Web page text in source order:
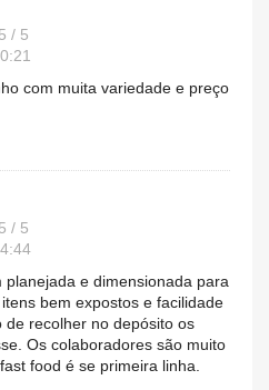
5 / 5
com muita variedade e preço
5 / 5
planejada e dimensionada para
bem expostos e facilidade
de recolher no depósito os
Os colaboradores são muito
food é se primeira linha.